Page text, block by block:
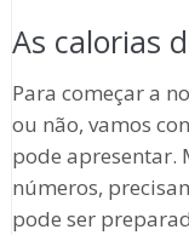
As calorias
Para começar a
ou não, vamos
pode apresentar.
números,
pode ser